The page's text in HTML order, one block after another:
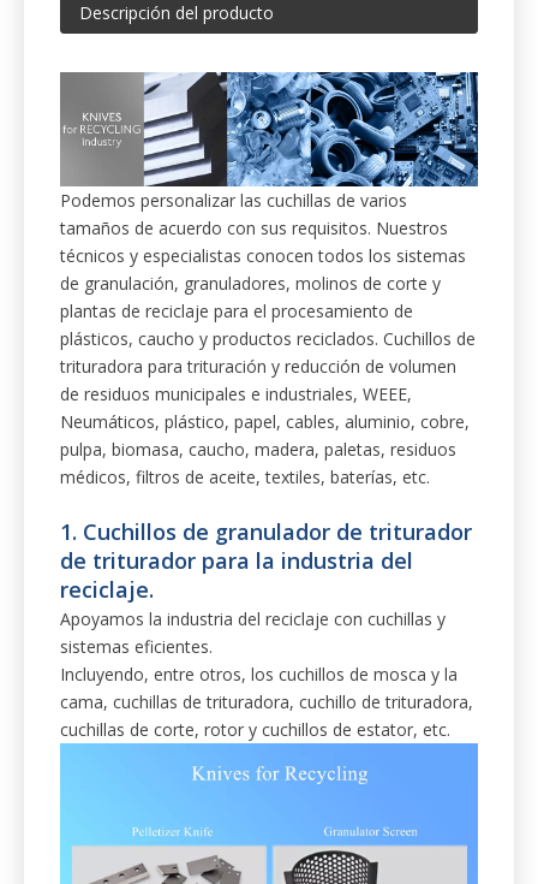
Descripción del producto
Podemos personalizar las cuchillas de varios
tamaños de acuerdo con sus requisitos. Nuestros
técnicos y especialistas conocen todos los sistemas
de granulación, granuladores, molinos de corte y
plantas de reciclaje para el procesamiento de
plásticos, caucho y productos reciclados. Cuchillos de
trituradora para trituración y reducción de volumen
de residuos municipales e industriales, WEEE,
Neumáticos, plástico, papel, cables, aluminio, cobre,
pulpa, biomasa, caucho, madera, paletas, residuos
médicos, filtros de aceite, textiles, baterías, etc.
1. Cuchillos de granulador de triturador
de triturador para la industria del
reciclaje.
Apoyamos la industria del reciclaje con cuchillas y
sistemas eficientes.
Incluyendo, entre otros, los cuchillos de mosca y la
cama, cuchillas de trituradora, cuchillo de trituradora,
cuchillas de corte, rotor y cuchillos de estator, etc.